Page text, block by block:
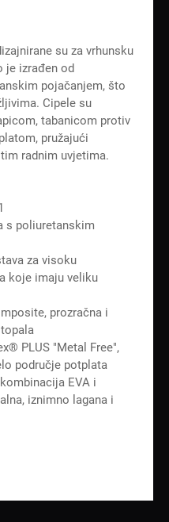
su za vrhunsku
je izrađen od
pojačanjem, što
Cipele su
tabanicom protiv
pružajući
radnim uvjetima.
s poliuretanskim
za visoku
koje imaju veliku
prozračna i
PLUS "Metal Free",
područje potplata
EVA i
iznimno lagana i